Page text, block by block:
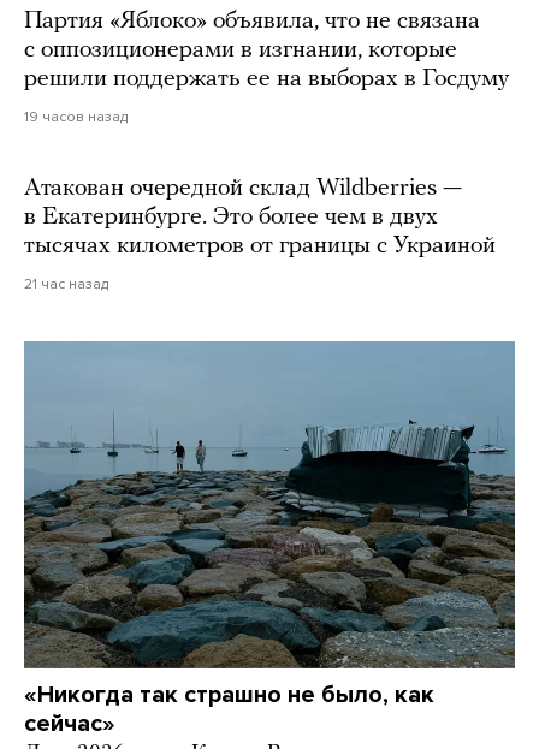
Партия «Яблоко» объявила, что не связана
с оппозиционерами в изгнании, которые
решили поддержать ее на выборах в Госдуму
19 часов назад
Атакован очередной склад Wildberries —
в Екатеринбурге. Это более чем в двух
тысячах километров от границы с Украиной
21 час назад
«Никогда так страшно не было, как
сейчас»